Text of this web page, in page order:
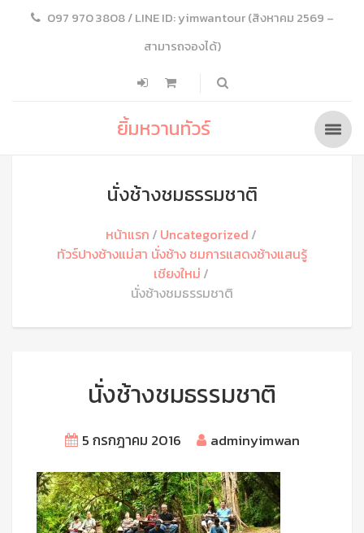
097 970 3808 / LINE ID: yimwantour (สิงหาคม 2569 –
สามารถจองได้)
ยิ้มหวานทัวร์
นั่งช้างชมธรรมชาติ
หน้าแรก
Uncategorized
ทัวร์ปางช้างแม่สา นั่งช้าง ชมการแสดงช้างแสนรู้
เชียงใหม่
นั่งช้างชมธรรมชาติ
นั่งช้างชมธรรมชาติ
5 กรกฎาคม 2016 adminyimwan